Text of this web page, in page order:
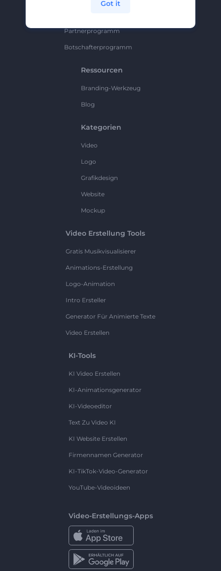
Partnerprogramm
Botschafterprogramm
Ressourcen
Branding-Werkzeug
Blog
Kategorien
Video
Logo
Grafikdesign
Website
Mockup
Video Erstellung Tools
Gratis Musikvisualisierer
Animations-Erstellung
Logo-Animation
Intro Ersteller
Generator Für Animierte Texte
Video Erstellen
KI-Tools
KI Video Erstellen
KI-Animationsgenerator
KI-Videoeditor
Text Zu Video KI
KI Website Erstellen
Firmennamen Generator
KI-TikTok-Video-Generator
YouTube-Videoideen
Video-Erstellungs-Apps
Got it